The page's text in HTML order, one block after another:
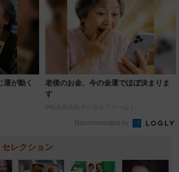
運が動く
老後のお金、今の金運でほぼ決まりま
す
PR(合同会社デジタルファーム )
Recommended by
レクション